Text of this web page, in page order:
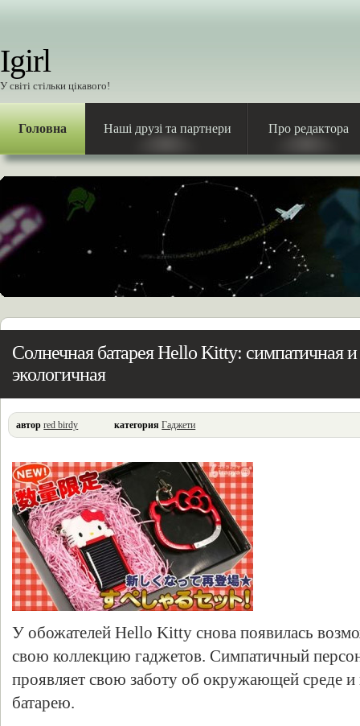
Igirl
У світі стільки цікавого!
Головна Наші друзі та партнери Про редактора
Солнечная батарея Hello Kitty: симпатичная и
экологичная
автор red birdy категория Гаджети
У обожателей Hello Kitty снова появилась
свою коллекцию гаджетов. Симпатичный
проявляет свою заботу об окружающей среде
батарею.